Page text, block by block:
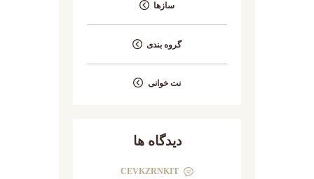
سازها
گروه بندی
نت خوانی
دیدگاه ها
CEVKZRNKIT